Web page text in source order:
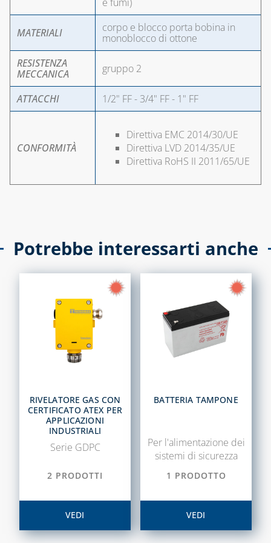
MATERIALI
corpo e blocco porta bobina in
monoblocco di ottone
RESISTENZA
MECCANICA
gruppo 2
ATTACCHI 1/2" FF - 3/4" FF - 1" FF
CONFORMITÀ
Direttiva EMC 2014/30/UE
Direttiva LVD 2014/35/UE
Direttiva RoHS II 2011/65/UE
Potrebbe interessarti anche
RIVELATORE GAS CON
CERTIFICATO ATEX PER
APPLICAZIONI
INDUSTRIALI
Serie GDPC
2 PRODOTTI
VEDI
BATTERIA TAMPONE
Per l'alimentazione dei
sistemi di sicurezza
1 PRODOTTO
VEDI